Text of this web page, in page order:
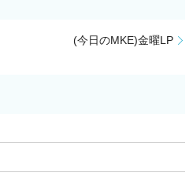
(今日のMKE)金曜LP